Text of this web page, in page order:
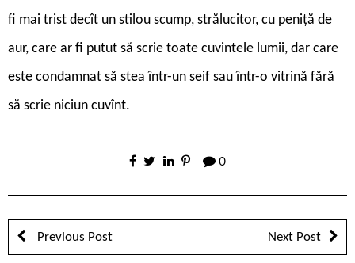
fi mai trist decît un stilou scump, strălucitor, cu peniță de
aur, care ar fi putut să scrie toate cuvintele lumii, dar care
este condamnat să stea într-un seif sau într-o vitrină fără
să scrie niciun cuvînt.
0
Previous Post Next Post